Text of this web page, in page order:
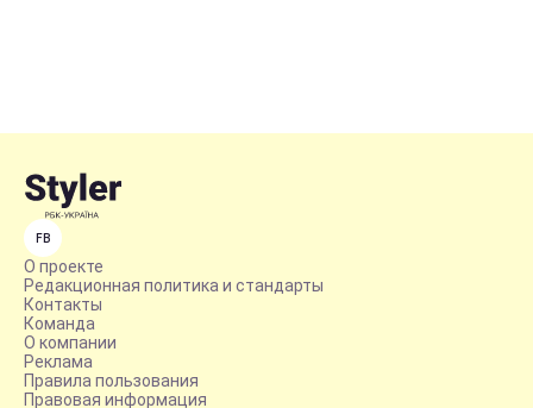
FB
О проекте
Редакционная политика и стандарты
Контакты
Команда
О компании
Реклама
Правила пользования
Правовая информация